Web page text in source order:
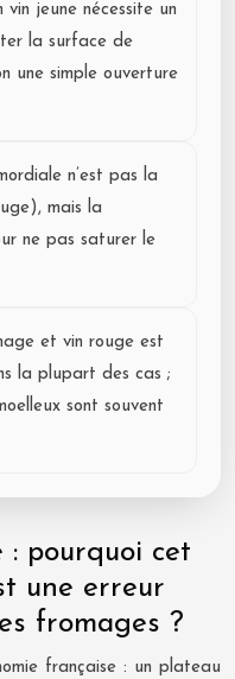
vin jeune nécessite un
la surface de
une simple ouverture
n’est pas la
mais la
ne pas saturer le
et vin rouge est
la plupart des cas ;
sont souvent
: pourquoi cet
une erreur
fromages ?
française : un plateau